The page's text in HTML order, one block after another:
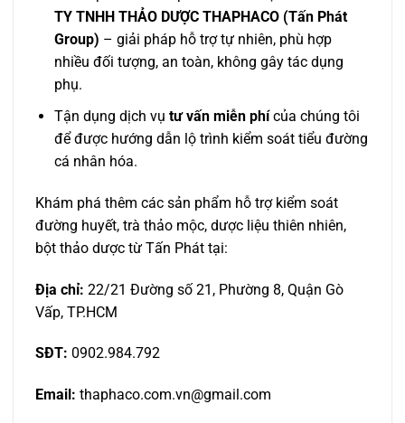
TY TNHH THẢO DƯỢC THAPHACO (Tấn Phát
Group) – giải pháp hỗ trợ tự nhiên, phù hợp
nhiều đối tượng, an toàn, không gây tác dụng
phụ.
Tận dụng dịch vụ tư vấn miễn phícủa chúng tôi
để được hướng dẫn lộ trình kiểm soát tiểu đường
cá nhân hóa.
Khám phá thêm các sản phẩm hỗ trợ kiểm soát
đường huyết, trà thảo mộc, dược liệu thiên nhiên,
bột thảo dược từ Tấn Phát tại:
Địa chỉ: 22/21 Đường số 21, Phường 8, Quận Gò
Vấp, TP.HCM
SĐT: 0902.984.792
Email: thaphaco.com.vn@gmail.com